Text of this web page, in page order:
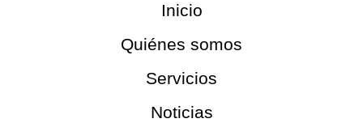
Inicio
Quiénes somos
Servicios
Noticias